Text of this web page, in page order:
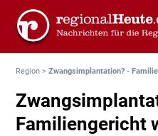
Region >Zwangsimplantation? -
Familiengericht